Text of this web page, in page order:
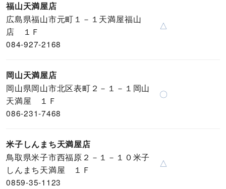
福山天満屋店
広島県福山市元町１－１天満屋福山
店 １Ｆ
084-927-2168
△
岡山天満屋店
岡山県岡山市北区表町２－１－１岡山
天満屋 １Ｆ
086-231-7468
〇
米子しんまち天満屋店
鳥取県米子市西福原２－１－１０米子
しんまち天満屋 １Ｆ
0859-35-1123
△